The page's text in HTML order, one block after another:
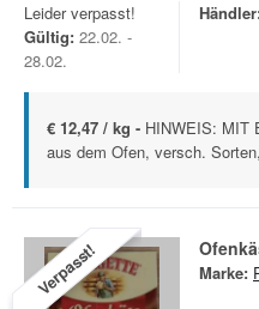
Leider verpasst!
Gültig: 22.02. -
28.02.
€ 12,47 / kg - HINWEIS: MIT
aus dem Ofen, versch.
Verpasst! Marke: